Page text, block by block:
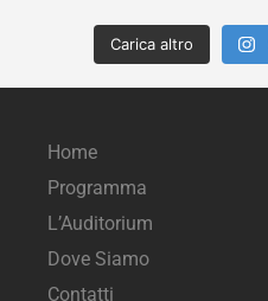
Carica altro
Home
Programma
L’Auditorium
Dove Siamo
Contatti